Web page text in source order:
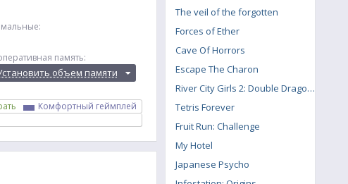
память:
объем памяти
Комфортный геймплей
The veil of the forgotten
Forces of Ether
Cave Of Horrors
Escape The Charon
River City Girls 2: Double Dragon DLC
Tetris Forever
Fruit Run: Challenge
My Hotel
Japanese Psycho